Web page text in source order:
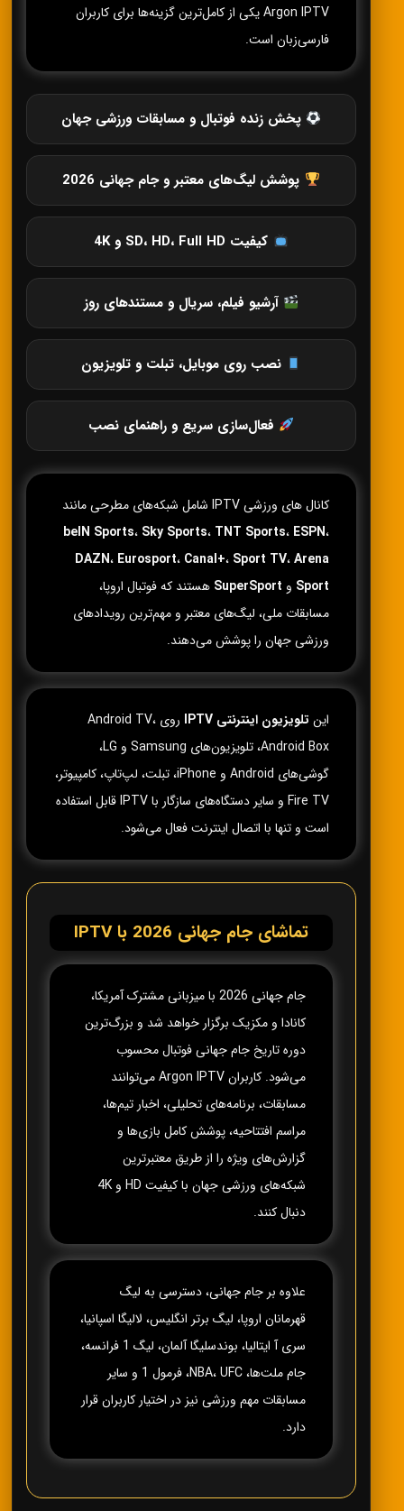
Argon IPTV یکی از کامل‌ترین گزینه‌ها برای کاربران
فارسی‌زبان است.
پخش زنده فوتبال و مسابقات ورزشی جهان
پوشش لیگ‌های معتبر و جام جهانی 2026
کیفیت SD، HD، Full HD و 4K
آرشیو فیلم، سریال و مستندهای روز
نصب روی موبایل، تبلت و تلویزیون
فعال‌سازی سریع و راهنمای نصب
کانال های ورزشی IPTV شامل شبکه‌های مطرحی مانند
beIN Sports، Sky Sports، TNT Sports، ESPN،
DAZN، Eurosport، Canal+، Sport TV،Arena
Sport و SuperSport هستند که فوتبال اروپا،
مسابقات ملی، لیگ‌های معتبر و مهم‌ترین رویدادهای
ورزشی جهان را پوشش می‌دهند.
این تلویزیون اینترنتی IPTV
روی Android TV،
Android Box، تلویزیون‌های Samsung و LG،
گوشی‌های Android و iPhone، تبلت، لپ‌تاپ، کامپیوتر،
Fire TV و سایر دستگاه‌های سازگار با IPTV قابل استفاده
است و تنها با اتصال اینترنت فعال می‌شود.
تماشای جام جهانی 2026 با IPTV
جام جهانی 2026 با میزبانی مشترک آمریکا،
کانادا و مکزیک برگزار خواهد شد و بزرگ‌ترین
دوره تاریخ جام جهانی فوتبال محسوب
می‌شود. کاربران Argon IPTV می‌توانند
مسابقات، برنامه‌های تحلیلی، اخبار تیم‌ها،
مراسم افتتاحیه، پوشش کامل بازی‌ها و
گزارش‌های ویژه را از طریق معتبرترین
شبکه‌های ورزشی جهان با کیفیت HD و 4K
دنبال کنند.
علاوه بر جام جهانی، دسترسی به لیگ
قهرمانان اروپا، لیگ برتر انگلیس، لالیگا اسپانیا،
سری آ ایتالیا، بوندسلیگا آلمان، لیگ 1 فرانسه،
جام ملت‌ها، NBA، UFC، فرمول 1 و سایر
مسابقات مهم ورزشی نیز در اختیار کاربران قرار
دارد.